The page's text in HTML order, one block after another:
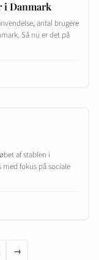
i Danmark
antal brugere
Så nu er det på
af stablen i
fokus på sociale
→